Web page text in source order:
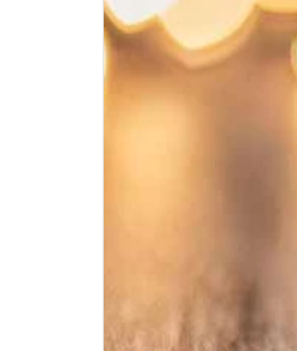
Eventi ed iniziative